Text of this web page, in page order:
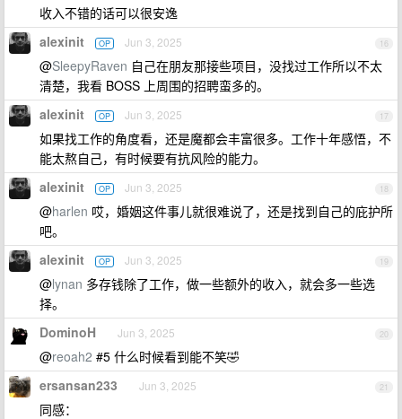
收入不错的话可以很安逸
16
alexinit OP Jun 3, 2025
@SleepyRaven 自己在朋友那接些项目，没找过工作所以不太
清楚，我看 BOSS 上周围的招聘蛮多的。
17
alexinit OP Jun 3, 2025
如果找工作的角度看，还是魔都会丰富很多。工作十年感悟，不
能太熬自己，有时候要有抗风险的能力。
18
alexinit OP Jun 3, 2025
@harlen 哎，婚姻这件事儿就很难说了，还是找到自己的庇护所
吧。
19
alexinit OP Jun 3, 2025
@lynan 多存钱除了工作，做一些额外的收入，就会多一些选
择。
20
DominoH Jun 3, 2025
@reoah2 #5 什么时候看到能不笑🤣
21
ersansan233 Jun 3, 2025
同感：